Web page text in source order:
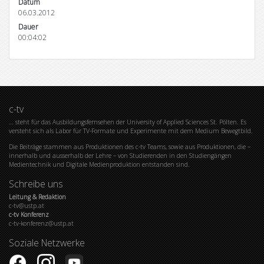
Datum
06.03.2012
Dauer
00:04:02
c-tv
… steht für das Ausbildungsfernsehen der University of Applied Sciences St. Pölten. Es
versteht sich als Labor für TV-Formate und Experimente mit dem Medium Bewegtbild.
Die Beiträge stammen aus Produktionen des c-tv Teams, sowie aus Produktionen, die –
innerhalb und ausserhalb der Lehre – von Studierenden in den Studiengängen
Medientechnik und Digitale Medienproduktion entstanden sind.
Schreibe uns
Leitung & Redaktion
c-tv@ustp.at
c-tv Konferenz
c-tv-konferenz@ustp.at
Soziale Netzwerke